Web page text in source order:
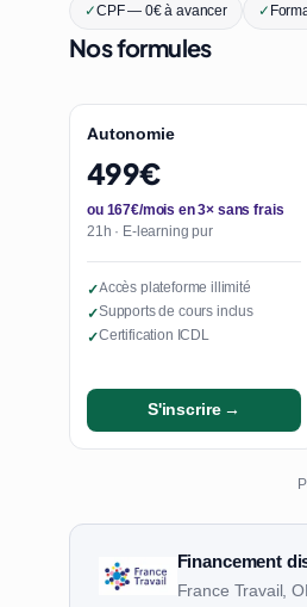
✓CPF — 0€ à avancer ✓
Nos formules
Autonomie
499€
ou 167€/mois en 3× sans frais
21h · E-learning pur
✓Accès plateforme illimité
✓Supports de cours inclus
✓Certification ICDL
S'inscrire →
Financement
France Travail,